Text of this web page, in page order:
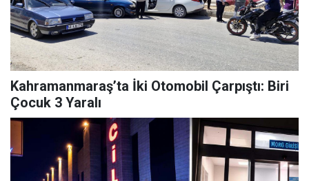
Kahramanmaraş’ta İki Otomobil Çarpıştı: Biri
Çocuk 3 Yaralı